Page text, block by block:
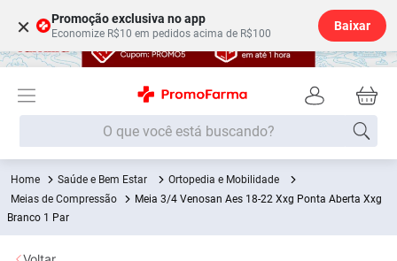
× Promoção exclusiva no app
Economize R$10 em pedidos acima de R$100
Baixar
O que você está buscando?
Saúde e Bem Estar
Ortopedia e Mobilidade
Meias de Compressão
Meia 3/4 Venosan Aes 18-22 Xxg Ponta Aberta Xxg
Branco 1 Par
Termos mais buscados
1º